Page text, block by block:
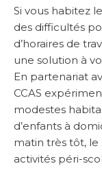
Si vous habitez
des difficultés
d’horaires de
une solution à
En partenariat
CCAS
modestes
d’enfants à
matin très tôt, le
activités péri-